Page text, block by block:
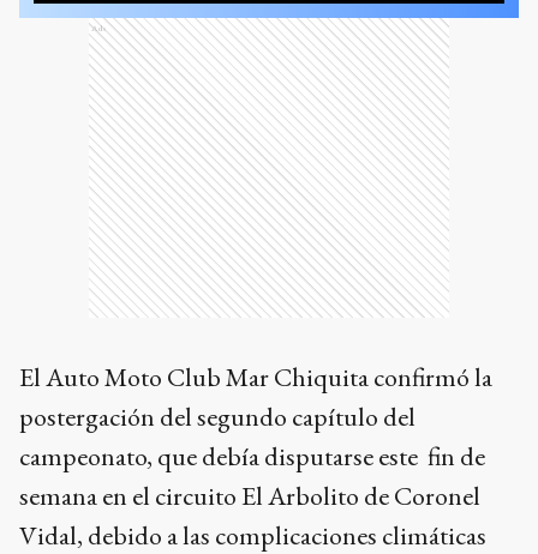
Ads
El Auto Moto Club Mar Chiquita confirmó la
postergación del segundo capítulo del
campeonato, que debía disputarse este fin de
semana en el circuito El Arbolito de Coronel
Vidal, debido a las complicaciones climáticas